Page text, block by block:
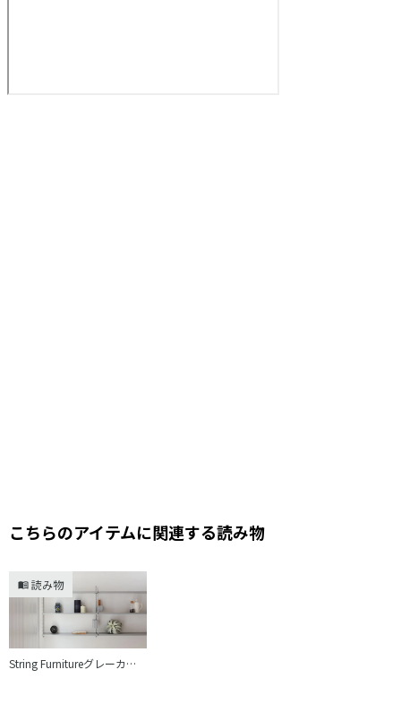
こちらのアイテムに関連する読み物
String Furnitureグレーカラーの魅力｜空間に溶け込む北欧収納の名作
読み物